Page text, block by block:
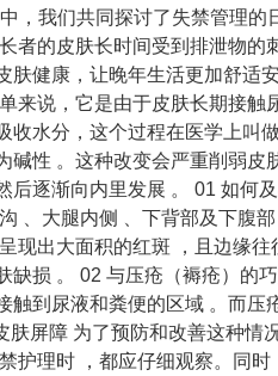
，我们共同探讨了失禁管理
者的皮肤长时间受到排泄物
肤健康，让晚年生活更加舒
来说，它是由于皮肤长期接
水分，这个过程在医学上叫
碱性 。这种改变会严重削弱
后逐渐向内里发展 。 01 如
、大腿内侧 、下背部及下腹
现出大面积的红斑 ，且边缘
缺损 。 02 与压疮（褥疮）的
触到尿液和粪便的区域 。而
肤屏障 为了预防和改善这种
护理时 ，都应仔细观察。同